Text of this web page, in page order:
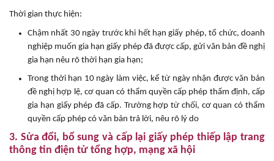
Thời gian thực hiện:
Chậm nhất 30 ngày trước khi hết hạn giấy phép, tổ chức, doanh
nghiệp muốn gia hạn giấy phép đã được cấp, gửi văn bản đề nghị
gia hạn nêu rõ thời hạn gia hạn;
Trong thời hạn 10 ngày làm việc, kể từ ngày nhận được văn bản
đề nghị hợp lệ, cơ quan có thẩm quyền cấp phép thẩm định, cấp
gia hạn giấy phép đã cấp. Trường hợp từ chối, cơ quan có thẩm
quyền cấp phép có văn bản trả lời, nêu rõ lý do
3. Sửa đổi, bổ sung và cấp lại giấy phép thiếp lập trang
thông tin điện tử tổng hợp, mạng xã hội